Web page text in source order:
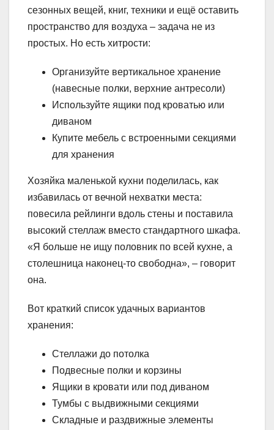
сезонных вещей, книг, техники и ещё оставить
пространство для воздуха – задача не из
простых. Но есть хитрости:
Организуйте вертикальное хранение
(навесные полки, верхние антресоли)
Используйте ящики под кроватью или
диваном
Купите мебель с встроенными секциями
для хранения
Хозяйка маленькой кухни поделилась, как
избавилась от вечной нехватки места:
повесила рейлинги вдоль стены и поставила
высокий стеллаж вместо стандартного шкафа.
«Я больше не ищу половник по всей кухне, а
столешница наконец-то свободна», – говорит
она.
Вот краткий список удачных вариантов
хранения:
Стеллажи до потолка
Подвесные полки и корзины
Ящики в кровати или под диваном
Тумбы с выдвижными секциями
Складные и раздвижные элементы